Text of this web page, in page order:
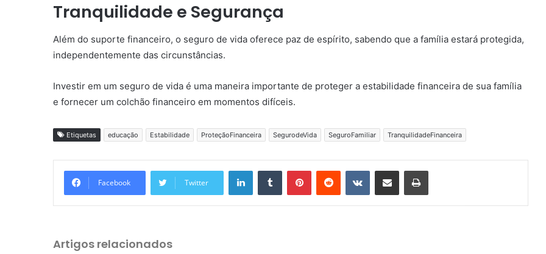
Tranquilidade e Segurança
Além do suporte financeiro, o seguro de vida oferece paz de espírito, sabendo que a família estará protegida,
independentemente das circunstâncias.
Investir em um seguro de vida é uma maneira importante de proteger a estabilidade financeira de sua família
e fornecer um colchão financeiro em momentos difíceis.
Etiquetas educação Estabilidade ProteçãoFinanceira SegurodeVida SeguroFamiliar TranquilidadeFinanceira
Facebook Twitter
Artigos relacionados